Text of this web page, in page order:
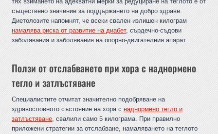
съществено значение за поддържането на добро здраве.
Диетолозите напомнят, че всеки свален излишен килограм
намалява риска от развитие на диабет, сърдечно-съдови
заболявания и заболявания на опорно-двигателния апарат.
Ползи от отслабването при хора с наднормено
тегло и затлъстяване
Специалистите отчитат значително подобряване на
здравословното състояние на хора с наднормено тегло и
затлъстяване, свалили само 5 килограма. При правилно
приложени стратегии за отслабване, намаляването на теглото